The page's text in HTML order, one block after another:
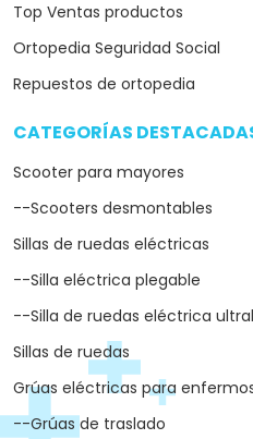
Top Ventas productos
Ortopedia Seguridad Social
Repuestos de ortopedia
CATEGORÍAS
Scooter para mayores
--Scooters desmontables
Sillas de ruedas eléctricas
--Silla eléctrica plegable
--Silla de ruedas eléctrica
Sillas de ruedas
Grúas eléctricas para
--Grúas de traslado